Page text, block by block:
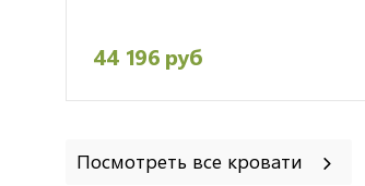
44 196 руб
Посмотреть все кровати